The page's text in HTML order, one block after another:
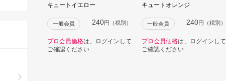
キュートイエロー
一般会員 240円（税別）
プロ会員価格は、ログインして
ご確認ください
キュートオレンジ
一般会員 240円（税別）
プロ会員価格は、ログインして
ご確認ください